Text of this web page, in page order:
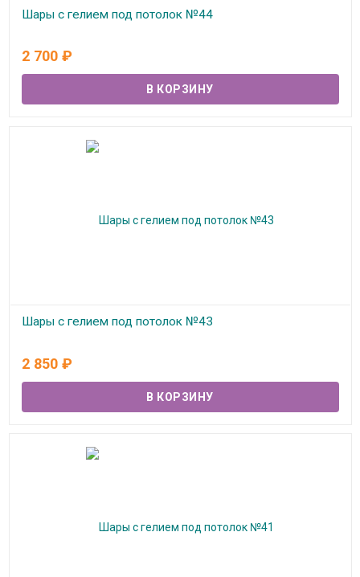
Шары с гелием под потолок №44
2 700 ₽
Шары с гелием под потолок №43
2 850 ₽